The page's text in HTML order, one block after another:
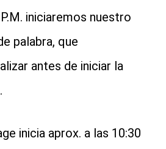
iniciaremos nuestro
palabra, que
antes de iniciar la
inicia aprox. a las 10:30